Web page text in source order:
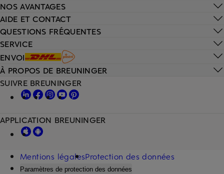
AIDE ET CONTACT
QUESTIONS FRÉQUENTES
SERVICE
ENVOI
NOS AVANTAGES
À PROPOS DE BREUNINGER
SUIVRE BREUNINGER
APPLICATION BREUNINGER
Mentions légalesProtection des données
Paramètres de protection des données